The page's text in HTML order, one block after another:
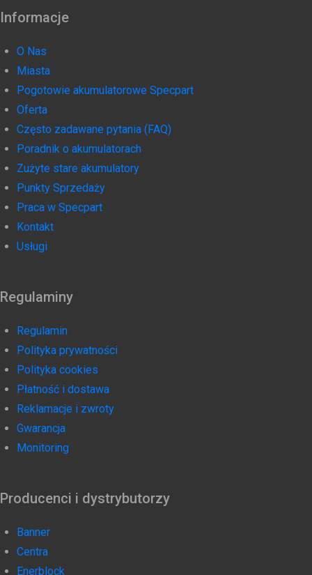
Informacje
O Nas
Miasta
Pogotowie akumulatorowe Specpart
Oferta
Często zadawane pytania (FAQ)
Poradnik o akumulatorach
Zużyte stare akumulatory
Punkty Sprzedaży
Praca w Specpart
Kontakt
Usługi
Regulaminy
Regulamin
Polityka prywatności
Polityka cookies
Płatność i dostawa
Reklamacje i zwroty
Gwarancja
Monitoring
Producenci i dystrybutorzy
Banner
Centra
Enerblock